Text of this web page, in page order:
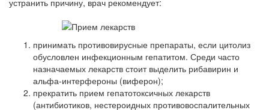
устранить причину, врач рекомендует:
принимать противовирусные препараты, если цитолиз
обусловлен инфекционным гепатитом. Среди часто
назначаемых лекарств стоит выделить рибавирин и
альфа-интерфероны (виферон);
прекратить прием гепатотоксичных лекарств
(антибиотиков, нестероидных противовоспалительных